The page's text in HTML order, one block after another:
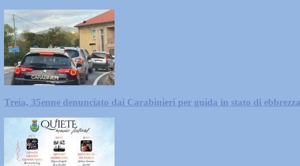
Treia, 35enne denunciato dai Carabinieri per guida in stato di ebbrezza